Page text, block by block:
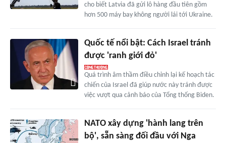
cho biết Latvia đã gửi lô hàng đầu tiên gồm
hơn 500 máy bay không người lái tới Ukraine.
Quốc tế nổi bật: Cách Israel tránh
được 'ranh giới đỏ'
Quá trình âm thầm điều chỉnh lại kế hoạch tác
chiến của Israel đã giúp nước này tránh được
việc vượt qua cảnh báo của Tổng thống Biden.
NATO xây dựng 'hành lang trên
bộ', sẵn sàng đối đầu với Nga